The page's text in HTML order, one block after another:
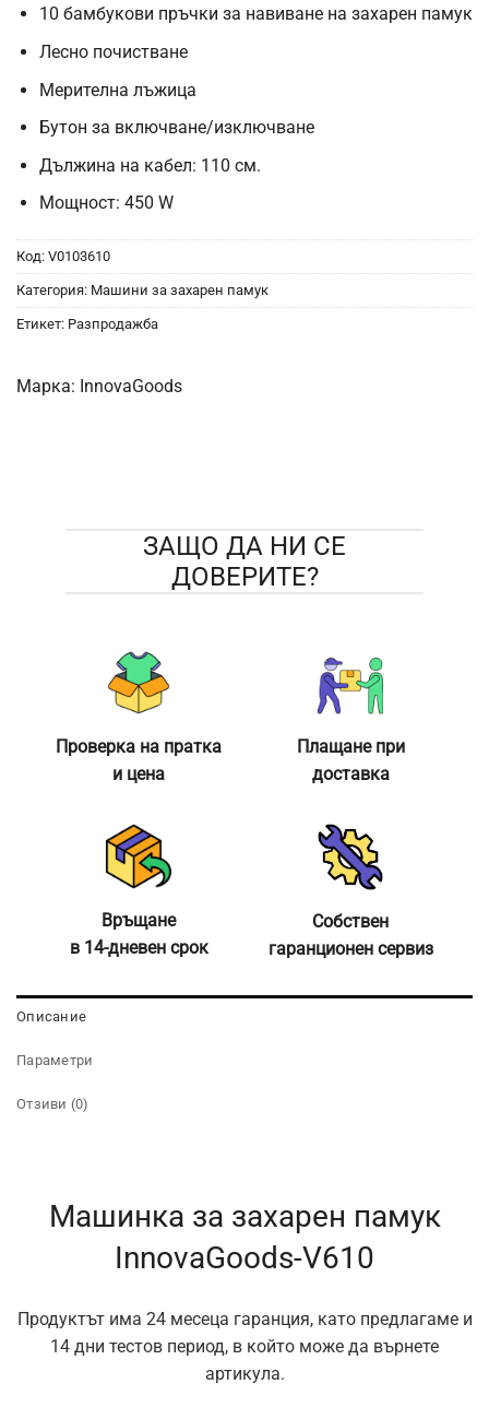
10 бамбукови пръчки за навиване на захарен памук
Лесно почистване
Мерителна лъжица
Бутон за включване/изключване
Дължина на кабел: 110 см.
Мощност: 450 W
Код: V0103610
Категория: Машини за захарен памук
Етикет: Разпродажба
Марка: InnovaGoods
ЗАЩО ДА НИ СЕ
ДОВЕРИТЕ?
Проверка на пратка
и цена
Плащане при
доставка
Връщане
в 14-дневен срок
Собствен
гаранционен сервиз
Описание
Параметри
Отзиви (0)
Машинка за захарен памук
InnovaGoods-V610
Продуктът има 24 месеца гаранция, като предлагаме и
14 дни тестов период, в който може да върнете
артикула.